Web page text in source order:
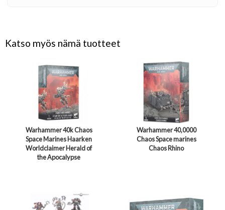
Katso myös nämä tuotteet
Warhammer 40k Chaos
Space Marines Haarken
Worldclaimer Herald of
the Apocalypse
Warhammer 40,0000
Chaos Space marines
Chaos Rhino